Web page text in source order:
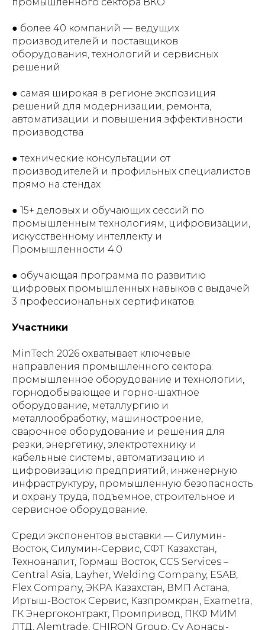
● более 40 компаний — ведущих
производителей и поставщиков
оборудования, технологий и сервисных
решений
● самая широкая в регионе экспозиция
решений для модернизации, ремонта,
автоматизации и повышения эффективности
производства
● технические консультации от
производителей и профильных специалистов
прямо на стендах
● 15+ деловых и обучающих сессий по
промышленным технологиям, цифровизации,
искусственному интеллекту и
Промышленности 4.0
● обучающая программа по развитию
цифровых промышленных навыков с выдачей
3 профессиональных сертификатов.
Участники
MinTech 2026 охватывает ключевые
направления промышленного сектора:
промышленное оборудование и технологии,
горнодобывающее и горно-шахтное
оборудование, металлургию и
металлообработку, машиностроение,
сварочное оборудование и решения для
резки, энергетику, электротехнику и
кабельные системы, автоматизацию и
цифровизацию предприятий, инженерную
инфраструктуру, промышленную безопасность
и охрану труда, подъемное, строительное и
сервисное оборудование.
Среди экспонентов выставки — Силумин-
Восток, Силумин-Сервис, СФТ Казахстан,
Техноаналит, Гормаш Восток, CCS Services –
Central Asia, Layher, Welding Company, ESAB,
Flex Company, ЭКРА Казахстан, ВМП Астана,
Иртыш-Восток Сервис, Казпромкран, Exametra,
ГК Энергоконтракт, Промпривод, ПКФ МИМ
ЛТД, Alemtrade, CHIRON Group, Су Арнасы-